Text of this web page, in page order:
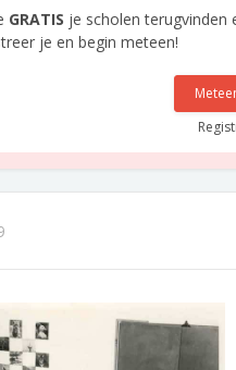
GRATIS je scholen
je en begin meteen!